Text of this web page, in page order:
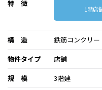
特 徴
1階店
構 造
鉄筋コンクリ
物件タイプ
店舗
規 模
3階建